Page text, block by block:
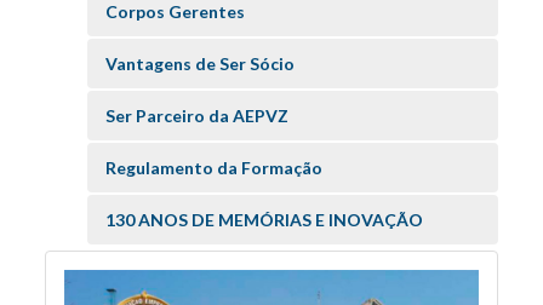
Corpos Gerentes
Vantagens de Ser Sócio
Ser Parceiro da AEPVZ
Regulamento da Formação
130 ANOS DE MEMÓRIAS E INOVAÇÃO